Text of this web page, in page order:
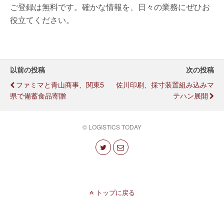
ご登録は無料です。確かな情報を、日々の業務にぜひお
役立てください。
以前の投稿
ファミマと青山商事、関東5
県で備蓄食品寄贈
次の投稿
佐川印刷、採寸装置組み込みマ
テハン展開
© LOGISTICS TODAY
トップに戻る